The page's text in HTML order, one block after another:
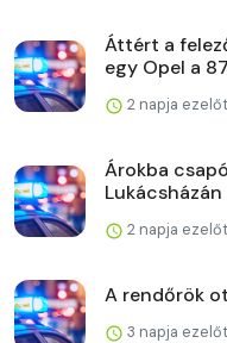
Áttért a
egy Opel a
2 napja
Árokba
2 napja
A rendőrök
3 napja